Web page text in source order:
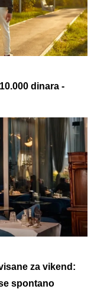
dinara -
za vikend:
spontano